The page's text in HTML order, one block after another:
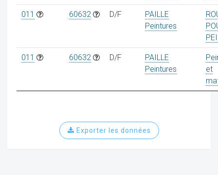
011 60632 D/F
PAILLE
Peintures
011 60632 D/F
PAILLE
Peintures
et
Exporter les données